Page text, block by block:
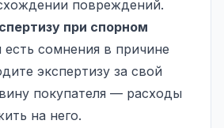
повреждений.
при спорном
есть сомнения в причине
экспертизу за свой
покупателя — расходы
на него.